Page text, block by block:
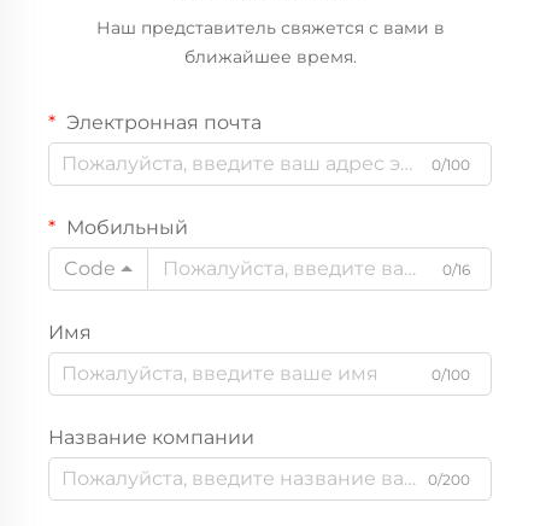
Наш представитель свяжется с вами в
ближайшее время.
Электронная почта
0/100
Мобильный
Code
0/16
Имя
0/100
Название компании
0/200